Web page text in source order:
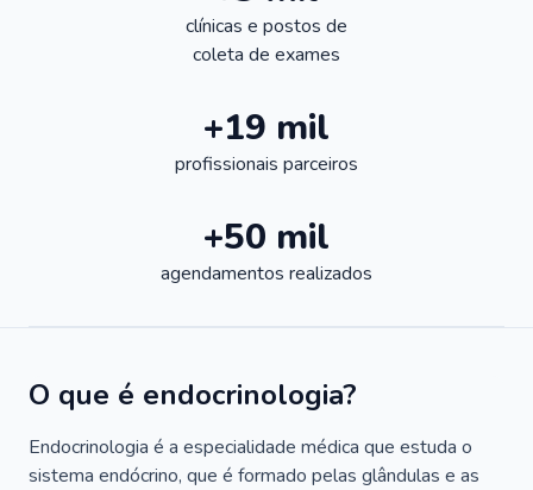
clínicas e postos de
coleta de exames
+19 mil
profissionais parceiros
+50 mil
agendamentos realizados
O que é endocrinologia?
Endocrinologia é a especialidade médica que estuda o
sistema endócrino, que é formado pelas glândulas e as